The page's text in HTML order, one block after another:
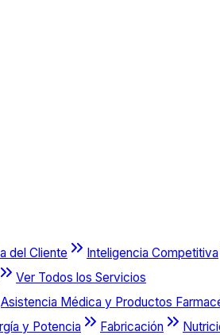
del Cliente Inteligencia Competitiva
Ver Todos los Servicios
Asistencia Médica y Productos
y Potencia Fabricación